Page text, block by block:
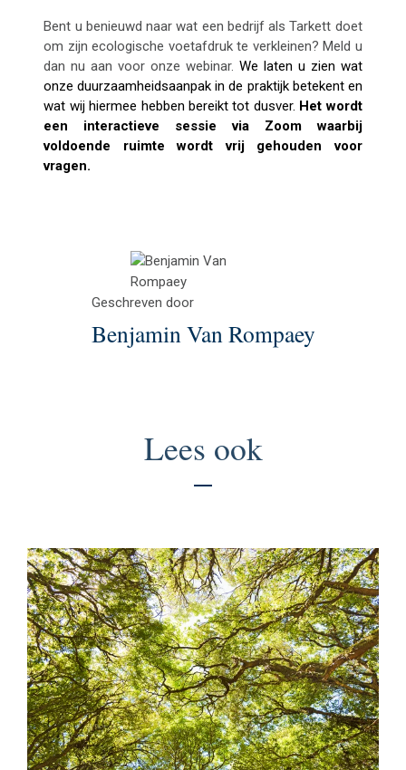
Bent u benieuwd naar wat een bedrijf als Tarkett doet
om zijn ecologische voetafdruk te verkleinen? Meld u
dan nu aan voor onze webinar. We laten u zien wat
onze duurzaamheidsaanpak in de praktijk betekent en
wat wij hiermee hebben bereikt tot dusver. Het wordt
een interactieve sessie via Zoom waarbij
voldoende ruimte wordt vrij gehouden voor
vragen.
Geschreven door
Benjamin Van Rompaey
Lees ook